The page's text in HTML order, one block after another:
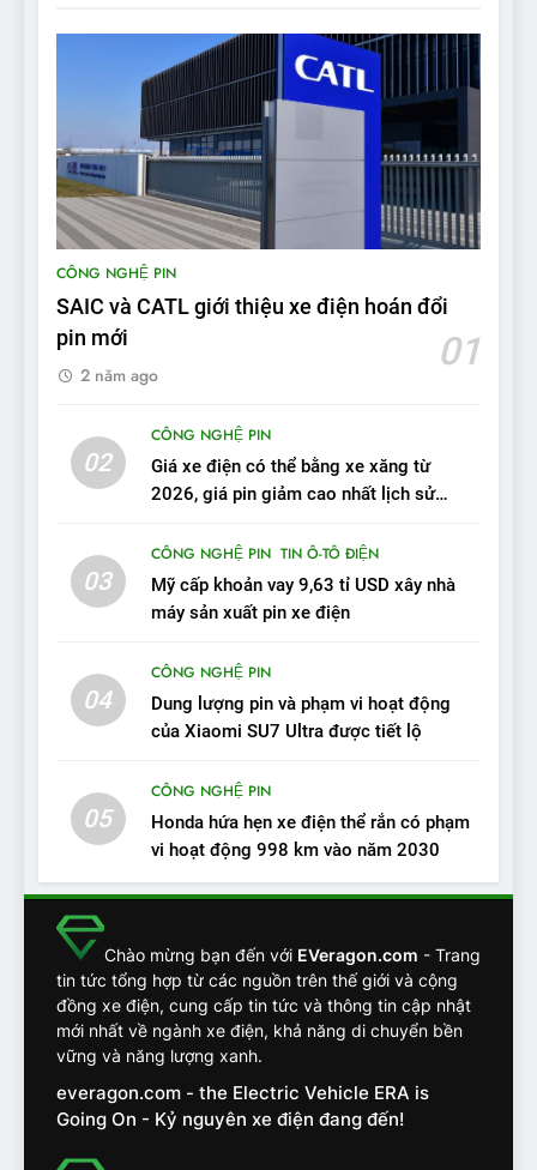
BYD Seal 06 DM-i PHEV có
tầm hoạt động 2.100 km với
chất lượng tương xứng
ĐÁNH GIÁ XE
10
VinFast VF 7 tấm tắc: “Hơn
Người dùng nhận xét về
VinFast VF7: Độ hoàn thiện
tốt, lái hay nhất tầm giá 1 tỷ
ĐÁNH GIÁ XE
12
VinFast VF7 – Mẫu xe cá
tính, ‘tốt gỗ tốt cả nước sơn’
khắc nghiệt và điểm tuyệt
VF8
ĐÁNH GIÁ XE
như thế nào?
ĐÁNH GIÁ XE
15
Chủ xe điện kể chuyện về
trên ngàn dặm đường
CÔNG NGHỆ AI, TỰ LÁI, ADAS,
ROBOTAXI
CÔNG NGHỆ PIN
SAIC và CATL giới thiệu xe điện hoán đổi
pin mới
01
2 năm ago
02
CÔNG NGHỆ PIN
Giá xe điện có thể bằng xe xăng từ
2026, giá pin giảm cao nhất lịch sử
03
CÔNG NGHỆ PIN TIN Ô-TÔ ĐIỆN
Mỹ cấp khoản vay 9,63 tỉ USD xây nhà
máy sản xuất pin xe điện
04
CÔNG NGHỆ PIN
Dung lượng pin và phạm vi hoạt động
của Xiaomi SU7 Ultra được tiết lộ
05
CÔNG NGHỆ PIN
Honda hứa hẹn xe điện thể rắn có phạm
vi hoạt động 998 km vào năm 2030
Chào mừng bạn đến với EVeragon.com - Trang
tin tức tổng hợp từ các nguồn trên thế giới và cộng
đồng xe điện, cung cấp tin tức và thông tin cập nhật
mới nhất về ngành xe điện, khả năng di chuyển bền
vững và năng lượng xanh.
everagon.com - the Electric Vehicle ERA is
Going On - Kỷ nguyên xe điện đang đến!